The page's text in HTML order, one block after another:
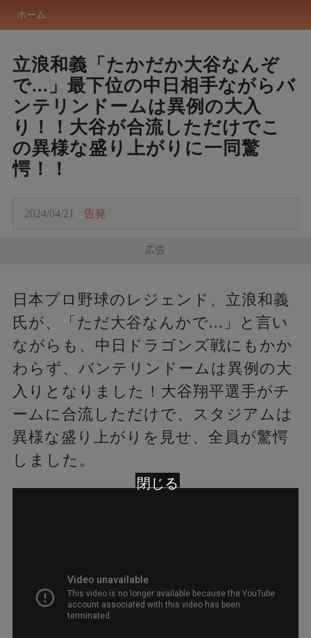
ホーム
立浪和義「たかだか大谷なんぞ
で...」最下位の中日相手ながらバ
ンテリンドームは異例の大入
り！！大谷が合流しただけでこ
の異様な盛り上がりに一同驚
愕！！
2024/04/21 告発
広告
日本プロ野球のレジェンド、立浪和義
氏が、「ただ大谷なんかで...」と言い
ながらも、中日ドラゴンズ戦にもかか
わらず、バンテリンドームは異例の大
入りとなりました！大谷翔平選手がチ
ームに合流しただけで、スタジアムは
異様な盛り上がりを見せ、全員が驚愕
しました。
閉じる